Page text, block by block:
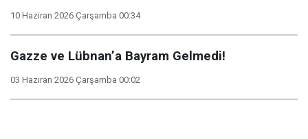
10 Haziran 2026 Çarşamba 00:34
Gazze ve Lübnan’a Bayram Gelmedi!
03 Haziran 2026 Çarşamba 00:02